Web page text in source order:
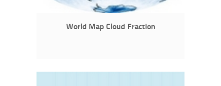
World Map Cloud Fraction